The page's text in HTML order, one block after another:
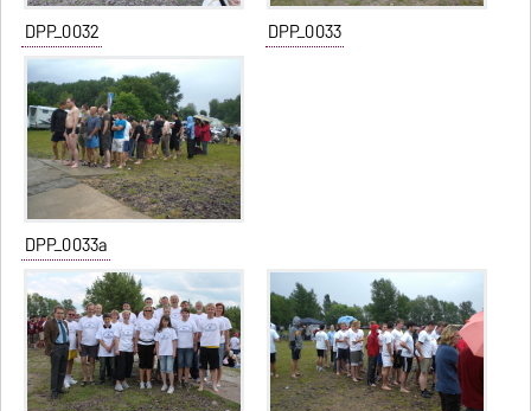
DPP_0032 DPP_0033
DPP_0033a